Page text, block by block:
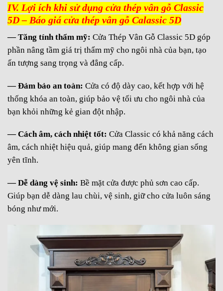
IV. Lợi ích khi sử dụng cửa thép vân gỗ Classic
5D – Báo giá cửa thép vân gỗ Calassic 5D
— Tăng tính thẩm mỹ: Cửa Thép Vân Gỗ Classic 5D góp
phần nâng tầm giá trị thẩm mỹ cho ngôi nhà của bạn, tạo
ấn tượng sang trọng và đẳng cấp.
— Đảm bảo an toàn: Cửa có độ dày cao, kết hợp với hệ
thống khóa an toàn, giúp bảo vệ tối ưu cho ngôi nhà của
bạn khỏi những kẻ gian đột nhập.
— Cách âm, cách nhiệt tốt: Cửa Classic có khả năng cách
âm, cách nhiệt hiệu quả, giúp mang đến không gian sống
yên tĩnh.
— Dễ dàng vệ sinh: Bề mặt cửa được phủ sơn cao cấp.
Giúp bạn dễ dàng lau chùi, vệ sinh, giữ cho cửa luôn sáng
bóng như mới.